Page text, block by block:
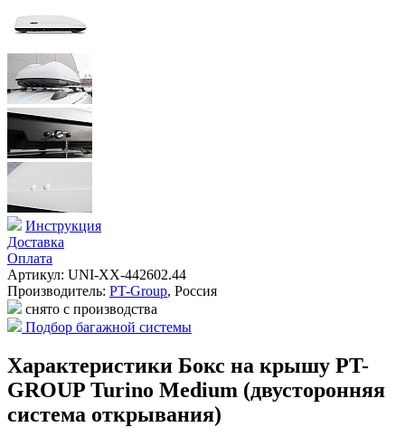
Инструкция
Доставка
Оплата
Артикул: UNI-XX-442602.44
Производитель: PT-Group, Россия
снято с производства
Подбор багажной системы
Характеристики Бокс на крышу PT-
GROUP Turino Medium (двусторонняя
система открывания)